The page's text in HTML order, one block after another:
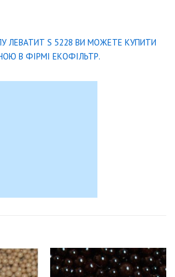
ЛЕВАТИТ S 5228 ВИ МОЖЕТЕ КУПИТИ
В ФІРМІ ЕКОФІЛЬТР.